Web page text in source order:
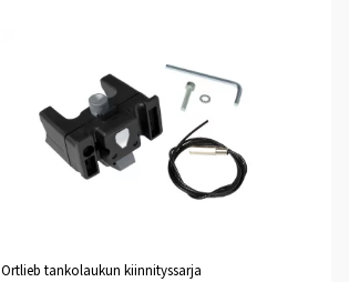
Ortlieb tankolaukun kiinnityssarja